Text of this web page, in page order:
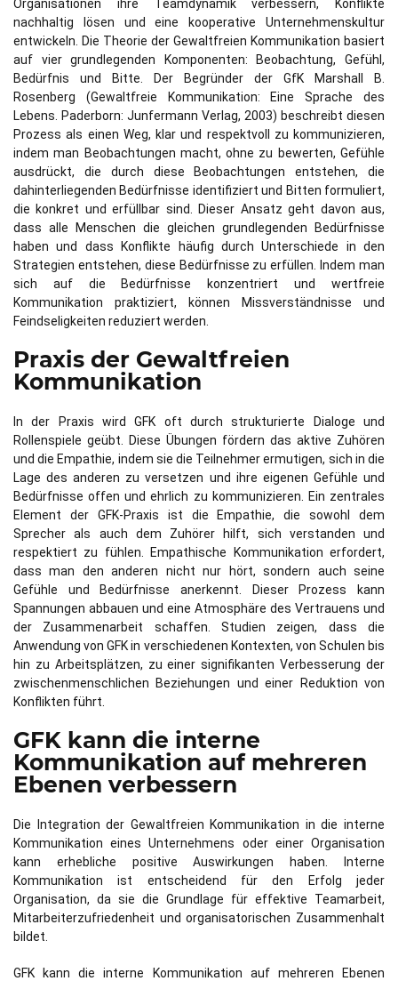
Organisationen ihre Teamdynamik verbessern, Konflikte
nachhaltig lösen und eine kooperative Unternehmenskultur
entwickeln. Die Theorie der Gewaltfreien Kommunikation basiert
auf vier grundlegenden Komponenten: Beobachtung, Gefühl,
Bedürfnis und Bitte. Der Begründer der GfK Marshall B.
Rosenberg (Gewaltfreie Kommunikation: Eine Sprache des
Lebens. Paderborn: Junfermann Verlag, 2003) beschreibt diesen
Prozess als einen Weg, klar und respektvoll zu kommunizieren,
indem man Beobachtungen macht, ohne zu bewerten, Gefühle
ausdrückt, die durch diese Beobachtungen entstehen, die
dahinterliegenden Bedürfnisse identifiziert und Bitten formuliert,
die konkret und erfüllbar sind. Dieser Ansatz geht davon aus,
dass alle Menschen die gleichen grundlegenden Bedürfnisse
haben und dass Konflikte häufig durch Unterschiede in den
Strategien entstehen, diese Bedürfnisse zu erfüllen. Indem man
sich auf die Bedürfnisse konzentriert und wertfreie
Kommunikation praktiziert, können Missverständnisse und
Feindseligkeiten reduziert werden.
Praxis der Gewaltfreien
Kommunikation
In der Praxis wird GFK oft durch strukturierte Dialoge und
Rollenspiele geübt. Diese Übungen fördern das aktive Zuhören
und die Empathie, indem sie die Teilnehmer ermutigen, sich in die
Lage des anderen zu versetzen und ihre eigenen Gefühle und
Bedürfnisse offen und ehrlich zu kommunizieren. Ein zentrales
Element der GFK-Praxis ist die Empathie, die sowohl dem
Sprecher als auch dem Zuhörer hilft, sich verstanden und
respektiert zu fühlen. Empathische Kommunikation erfordert,
dass man den anderen nicht nur hört, sondern auch seine
Gefühle und Bedürfnisse anerkennt. Dieser Prozess kann
Spannungen abbauen und eine Atmosphäre des Vertrauens und
der Zusammenarbeit schaffen. Studien zeigen, dass die
Anwendung von GFK in verschiedenen Kontexten, von Schulen bis
hin zu Arbeitsplätzen, zu einer signifikanten Verbesserung der
zwischenmenschlichen Beziehungen und einer Reduktion von
Konflikten führt.
GFK kann die interne
Kommunikation auf mehreren
Ebenen verbessern
Die Integration der Gewaltfreien Kommunikation in die interne
Kommunikation eines Unternehmens oder einer Organisation
kann erhebliche positive Auswirkungen haben. Interne
Kommunikation ist entscheidend für den Erfolg jeder
Organisation, da sie die Grundlage für effektive Teamarbeit,
Mitarbeiterzufriedenheit und organisatorischen Zusammenhalt
bildet.
GFK kann die interne Kommunikation auf mehreren Ebenen